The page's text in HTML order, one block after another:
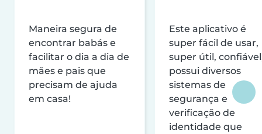
Maneira segura de
encontrar babás e
facilitar o dia a dia de
mães e pais que
precisam de ajuda
em casa!
Este aplicativo é
super fácil de usar,
super útil,
possui diversos
sistemas de
segurança e
verificação de
identidade que